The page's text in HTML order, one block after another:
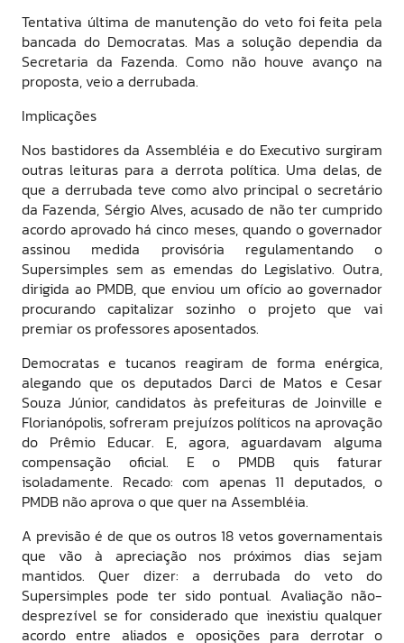
Tentativa última de manutenção do veto foi feita pela
bancada do Democratas. Mas a solução dependia da
Secretaria da Fazenda. Como não houve avanço na
proposta, veio a derrubada.
Implicações
Nos bastidores da Assembléia e do Executivo surgiram
outras leituras para a derrota política. Uma delas, de
que a derrubada teve como alvo principal o secretário
da Fazenda, Sérgio Alves, acusado de não ter cumprido
acordo aprovado há cinco meses, quando o governador
assinou medida provisória regulamentando o
Supersimples sem as emendas do Legislativo. Outra,
dirigida ao PMDB, que enviou um ofício ao governador
procurando capitalizar sozinho o projeto que vai
premiar os professores aposentados.
Democratas e tucanos reagiram de forma enérgica,
alegando que os deputados Darci de Matos e Cesar
Souza Júnior, candidatos às prefeituras de Joinville e
Florianópolis, sofreram prejuízos políticos na aprovação
do Prêmio Educar. E, agora, aguardavam alguma
compensação oficial. E o PMDB quis faturar
isoladamente. Recado: com apenas 11 deputados, o
PMDB não aprova o que quer na Assembléia.
A previsão é de que os outros 18 vetos governamentais
que vão à apreciação nos próximos dias sejam
mantidos. Quer dizer: a derrubada do veto do
Supersimples pode ter sido pontual. Avaliação não-
desprezível se for considerado que inexistiu qualquer
acordo entre aliados e oposições para derrotar o